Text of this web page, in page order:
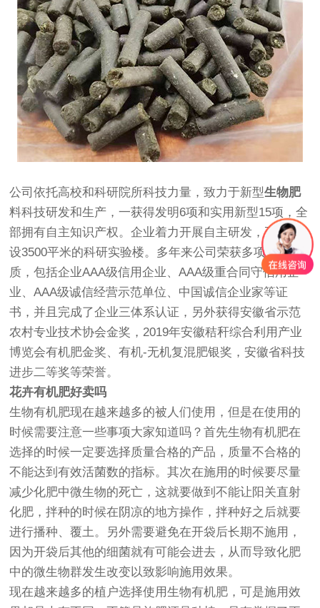
公司依托高校和科研院所科技力量，致力于新型生物肥
料科技研发和生产，一获得发明6项和实用新型15项，全
部拥有自主知识产权。企业着力开展自主研发，正在建
设3500平米的科研实验楼。多年来公司荣获多项荣誉资
质，包括企业AAA级信用企业、AAA级重合同守信用企
业、AAA级诚信经营示范单位、中国诚信企业家等证
书，并且完成了企业三体系认证，另外获得安徽省示范
农村专业技术协会金奖，2019年安徽秸秆综合利用产业
博览会有机肥金奖、有机-无机复混肥银奖，安徽省科技
进步二等奖等荣誉。
花卉有机肥好卖吗
生物有机肥现在越来越多的被人们使用，但是在使用的
时候需要注意一些事项大家知道吗？首先生物有机肥在
选择的时候一定要选择质量合格的产品，质量不合格的
不能达到有效活菌数的指标。其次在施用的时候要尽量
减少化肥中微生物的死亡，这就要做到不能让阳关直射
化肥，拌种的时候在阴凉的地方操作，拌种好之后就要
进行播种、覆土。另外需要避免在开袋后长期不施用，
因为开袋后其他的细菌就有可能会进去，从而导致化肥
中的微生物群发生改变以致影响施用效果。
现在越来越多的植户选择使用生物有机肥，可是施用效